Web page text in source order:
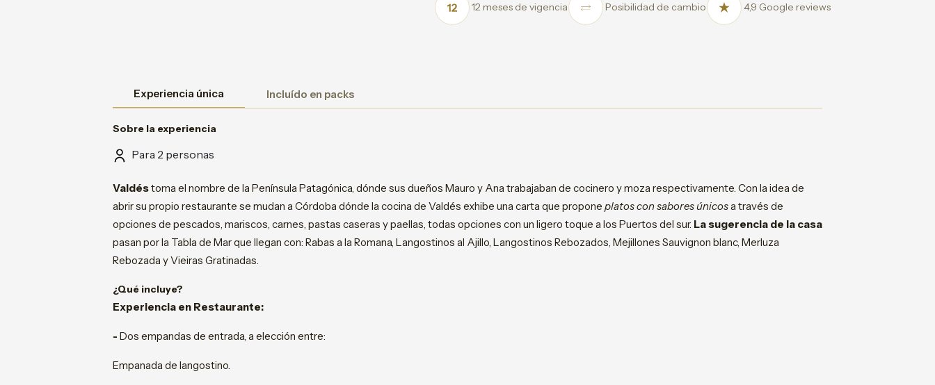
12 meses de vigencia Posibilidad de cambio 4,9 Google reviews
Experiencia única Incluído en packs
Sobre la experiencia
Para 2 personas
Valdéstoma el nombre de la Península Patagónica, dónde sus dueños Mauro y Ana trabajaban de cocinero y moza respectivamente. Con la idea de
abrir su propio restaurante se mudan a Córdoba dónde la cocina de Valdés exhibe una carta que propone platos con sabores únicosa través de
opciones de pescados, mariscos, carnes, pastas caseras y paellas, todas opciones con un ligero toque a los Puertos del sur. La sugerencia de la casa
pasan por la Tabla de Mar que llegan con: Rabas a la Romana, Langostinos al Ajillo, Langostinos Rebozados, Mejillones Sauvignon blanc, Merluza
Rebozada y Vieiras Gratinadas.
¿Qué incluye?
Experiencia en Restaurante:
- Dos empandas de entrada, a elección entre:
Empanada de langostino.